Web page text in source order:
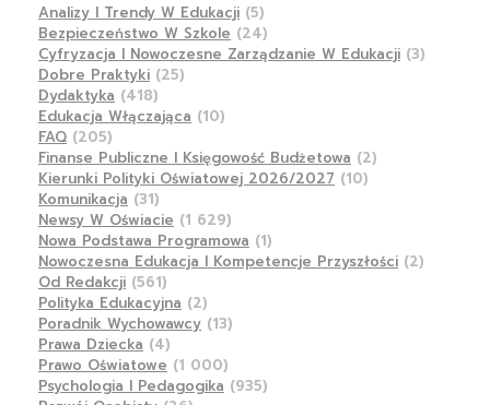
Analizy I Trendy W Edukacji (5)
Bezpieczeństwo W Szkole (24)
Cyfryzacja I Nowoczesne Zarządzanie W Edukacji (3)
Dobre Praktyki (25)
Dydaktyka (418)
Edukacja Włączająca (10)
FAQ (205)
Finanse Publiczne I Księgowość Budżetowa (2)
Kierunki Polityki Oświatowej 2026/2027 (10)
Komunikacja (31)
Newsy W Oświacie (1 629)
Nowa Podstawa Programowa (1)
Nowoczesna Edukacja I Kompetencje Przyszłości (2)
Od Redakcji (561)
Polityka Edukacyjna (2)
Poradnik Wychowawcy (13)
Prawa Dziecka (4)
Prawo Oświatowe (1 000)
Psychologia I Pedagogika (935)